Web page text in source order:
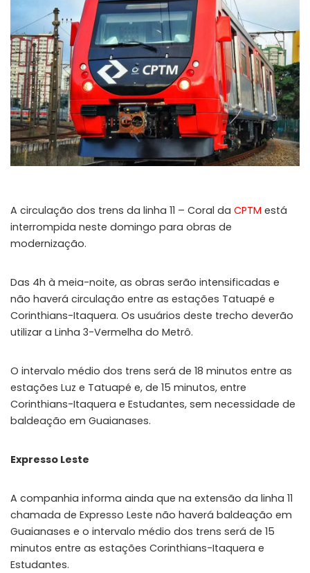
A circulação dos trens da linha 11 – Coral da CPTM está
interrompida neste domingo para obras de
modernização.
Das 4h à meia-noite, as obras serão intensificadas e
não haverá circulação entre as estações Tatuapé e
Corinthians-Itaquera. Os usuários deste trecho deverão
utilizar a Linha 3-Vermelha do Metrô.
O intervalo médio dos trens será de 18 minutos entre as
estações Luz e Tatuapé e, de 15 minutos, entre
Corinthians-Itaquera e Estudantes, sem necessidade de
baldeação em Guaianases.
Expresso Leste
A companhia informa ainda que na extensão da linha 11
chamada de Expresso Leste não haverá baldeação em
Guaianases e o intervalo médio dos trens será de 15
minutos entre as estações Corinthians-Itaquera e
Estudantes.